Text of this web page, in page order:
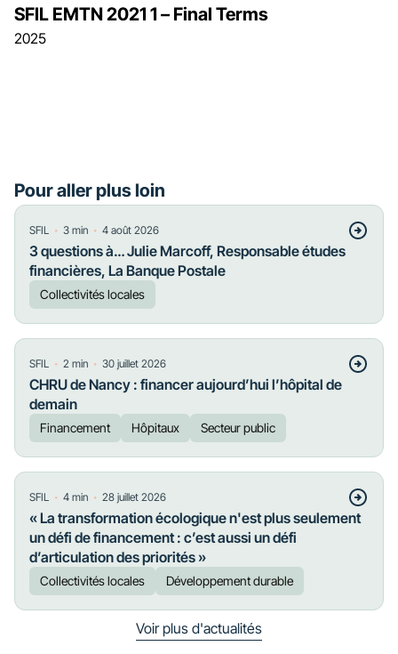
2025
SFIL EMTN 2021 1 – Final Terms
Pour aller plus loin
SFIL ・ 3 min ・ 4 août 2026
3 questions à… Julie Marcoff, Responsable études
financières, La Banque Postale
Collectivités locales
SFIL ・ 2 min ・ 30 juillet 2026
CHRU de Nancy : financer aujourd’hui l’hôpital de
demain
Financement Hôpitaux Secteur public
SFIL ・ 4 min ・ 28 juillet 2026
« La transformation écologique n'est plus seulement
un défi de financement : c’est aussi un défi
d’articulation des priorités »
Collectivités locales Développement durable
Voir plus d'actualités